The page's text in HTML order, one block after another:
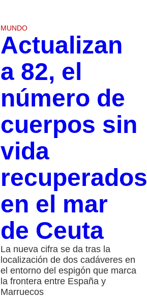
MUNDO
Actualizan
a 82, el
número de
cuerpos sin
vida
recuperados
en el mar
de Ceuta
La nueva cifra se da tras la
localización de dos cadáveres en
el entorno del espigón que marca
la frontera entre España y
Marruecos